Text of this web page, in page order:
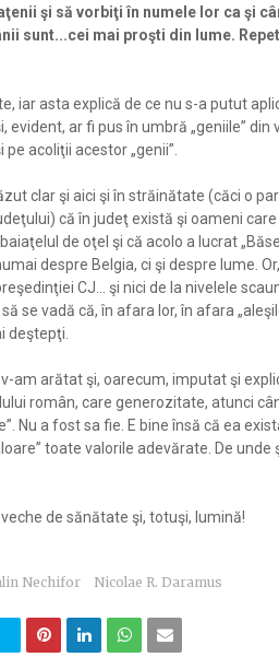
şi să vorbiţi în numele lor ca şi
sunt...cei mai proşti din lume.
iar asta explică de ce nu s-a putut
evident, ar fi pus în umbră „geniile”
acoliţii acestor „genii”.
clar şi aici şi în străinătate (căci o
că în judeţ există şi oameni
de oţel şi că acolo a lucrat
despre Belgia, ci şi despre lume.
CJ... şi nici de la nivelele
se vadă că, în afara lor, în afara
deştepţi.
am arătat şi, oarecum, imputat şi
român, care generozitate, atunci
Nu a fost sa fie. E bine însă că ea
toate valorile adevărate. De
de sănătate şi, totuşi, lumină!
Nechifor Nicolae R. Daramus